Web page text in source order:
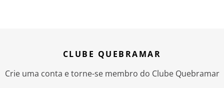
CLUBE QUEBRAMAR
Crie uma conta e torne-se membro do Clube Quebramar